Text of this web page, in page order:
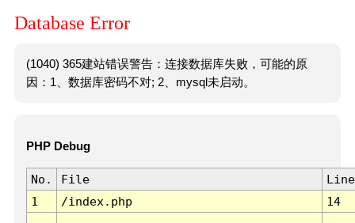
Database Error
(1040) 365建站错误警告：连接数据库失败，可能的原
因：1、数据库密码不对; 2、mysql未启动。
PHP Debug
No. File
Line
1
/index.php 14